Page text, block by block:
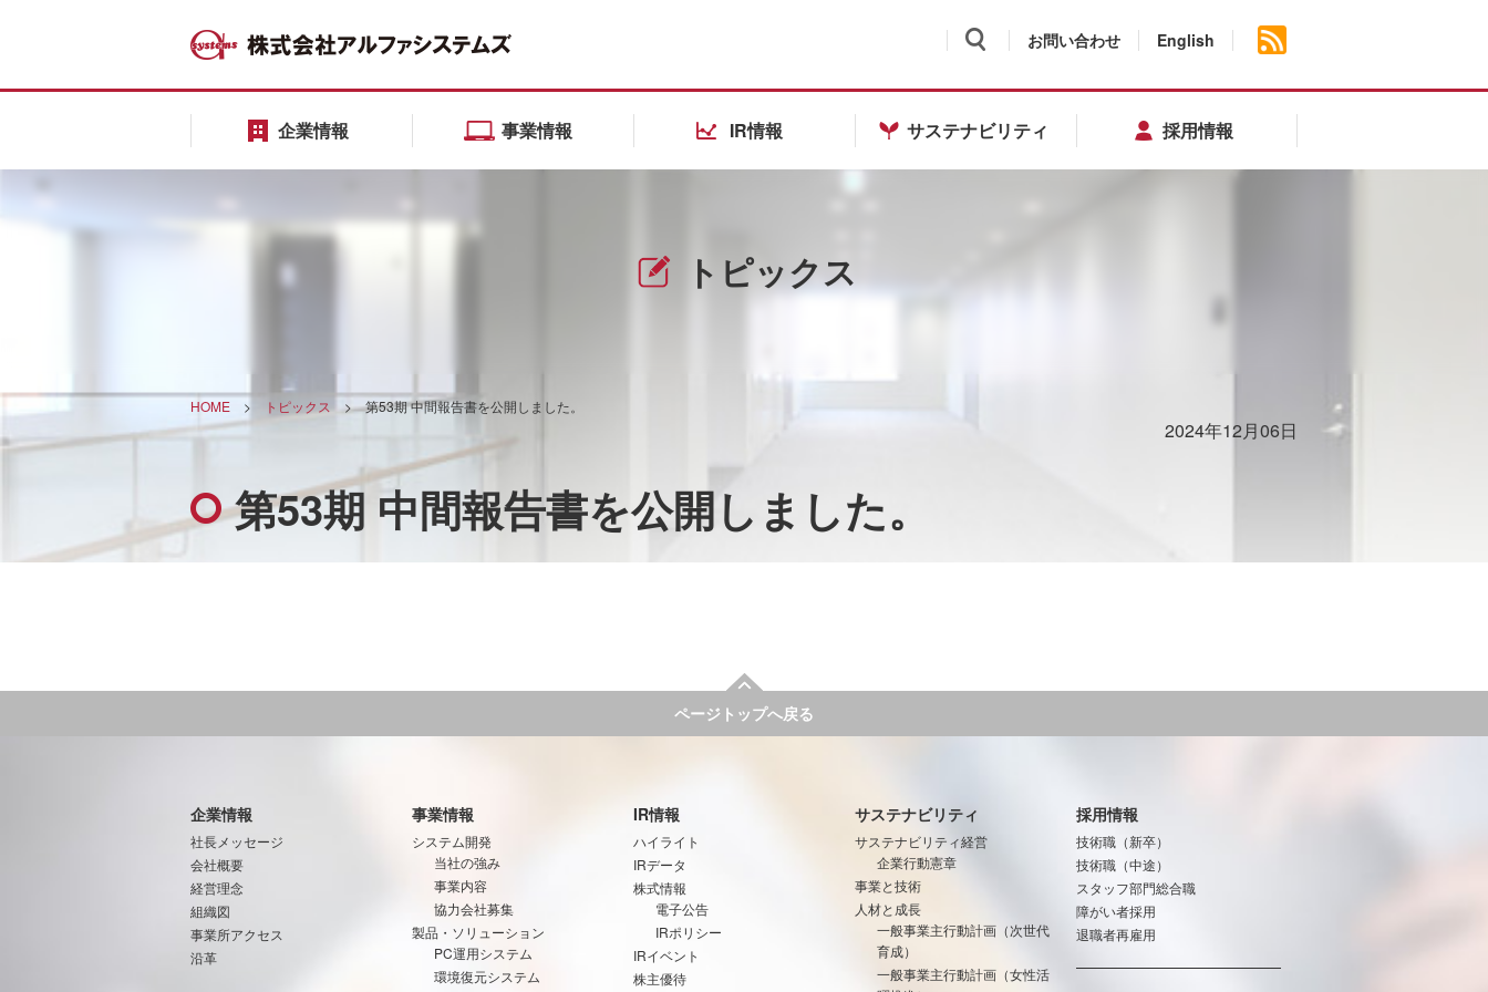
お問い合わせ English
企業情報 事業情報 IR情報 サステナビリティ 採用情報
トピックス
HOME > トピックス >第53期 中間報告書を公開しました。
2024年12月06日
第53期 中間報告書を公開しました。
ページトップへ戻る
企業情報
社長メッセージ
会社概要
経営理念
組織図
事業所アクセス
沿革
事業情報
システム開発
当社の強み
事業内容
協力会社募集
製品・ソリューション
PC運用システム
環境復元システム
IR情報
ハイライト
IRデータ
株式情報
電子公告
IRポリシー
IRイベント
株主優待
サステナビリティ
サステナビリティ経営
企業行動憲章
事業と技術
人材と成長
一般事業主行動計画（次世代
育成）
一般事業主行動計画（女性活
採用情報
技術職（新卒）
技術職（中途）
スタッフ部門総合職
障がい者採用
退職者再雇用